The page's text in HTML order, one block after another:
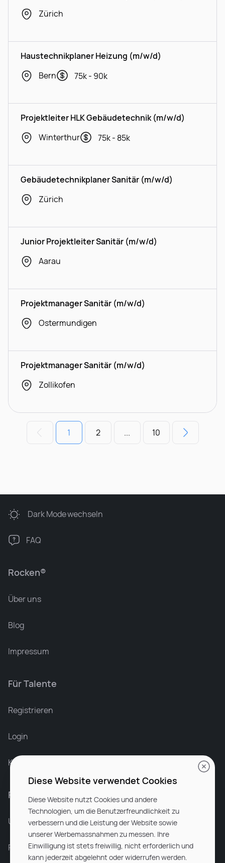
Zürich
Haustechnikplaner Heizung (m/w/d)
Bern
75k - 90k
Projektleiter HLK Gebäudetechnik (m/w/d)
Winterthur
75k - 85k
Gebäudetechnikplaner Sanitär (m/w/d)
Zürich
Junior Projektleiter Sanitär (m/w/d)
Aarau
Projektmanager Sanitär (m/w/d)
Ostermundigen
Projektmanager Sanitär (m/w/d)
Zollikofen
1 2 ... 10
Rocken®
Über uns
Blog
Impressum
Für Talente
Registrieren
Login
Karriere bei Rocken
Für Unternehmen
Unsere Dienstleistungen
Partnerunternehmen
Dark Modewechseln
FAQ
Diese Website verwendet Cookies
Diese Website nutzt Cookies und andere
Technologien, um die Benutzerfreundlichkeit zu
verbessern und die Leistung der Website sowie
unserer Werbemassnahmen zu messen. Ihre
Einwilligung ist stets freiwillig, nicht erforderlich und
kann jederzeit abgelehnt oder widerrufen werden.